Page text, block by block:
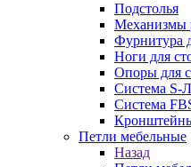
Подстолья
Механизмы
Фурнитура
Ноги для
Опоры для
Система
Система
Петли мебельные
Назад